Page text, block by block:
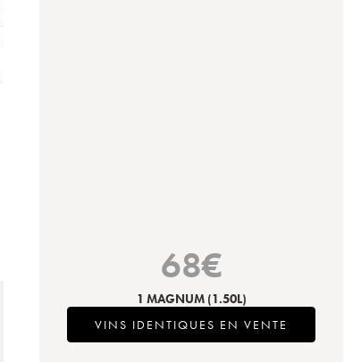
68€
1 MAGNUM (1.50L)
VINS IDENTIQUES EN VENTE